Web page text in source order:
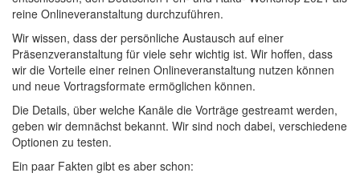
reine Onlineveranstaltung durchzuführen.
Wir wissen, dass der persönliche Austausch auf einer
Präsenzveranstaltung für viele sehr wichtig ist. Wir hoffen, dass
wir die Vorteile einer reinen Onlineveranstaltung nutzen können
und neue Vortragsformate ermöglichen können.
Die Details, über welche Kanäle die Vorträge gestreamt werden,
geben wir demnächst bekannt. Wir sind noch dabei, verschiedene
Optionen zu testen.
Ein paar Fakten gibt es aber schon: